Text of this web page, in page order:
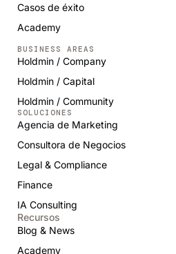
Casos de éxito
Academy
BUSINESS AREAS
Holdmin / Company
Holdmin / Capital
Holdmin / Community
SOLUCIONES
Agencia de Marketing
Consultora de Negocios
Legal & Compliance
Finance
IA Consulting
Recursos
Blog & News
Academy